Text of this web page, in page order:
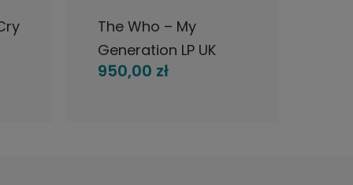
The Who – My
Generation LP UK
Brunswick 1965
950,00 zł